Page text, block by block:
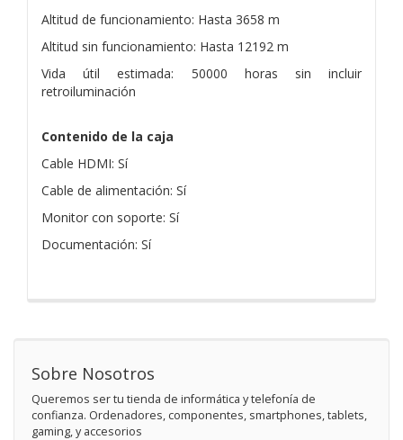
Altitud de funcionamiento: Hasta 3658 m
Altitud sin funcionamiento: Hasta 12192 m
Vida útil estimada: 50000 horas sin incluir
retroiluminación
Contenido de la caja
Cable HDMI: Sí
Cable de alimentación: Sí
Monitor con soporte: Sí
Documentación: Sí
Sobre Nosotros
Queremos ser tu tienda de informática y telefonía de
confianza. Ordenadores, componentes, smartphones, tablets,
gaming, y accesorios